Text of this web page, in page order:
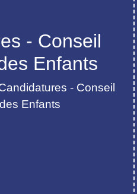
- Conseil
Enfants
- Conseil
Enfants